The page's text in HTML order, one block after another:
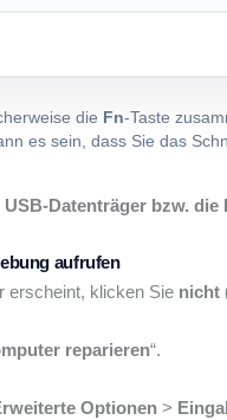
die Fn-Taste
es sein, dass Sie das
Datenträger bzw. die
aufrufen
erscheint, klicken Sie nicht
reparieren“.
Optionen >